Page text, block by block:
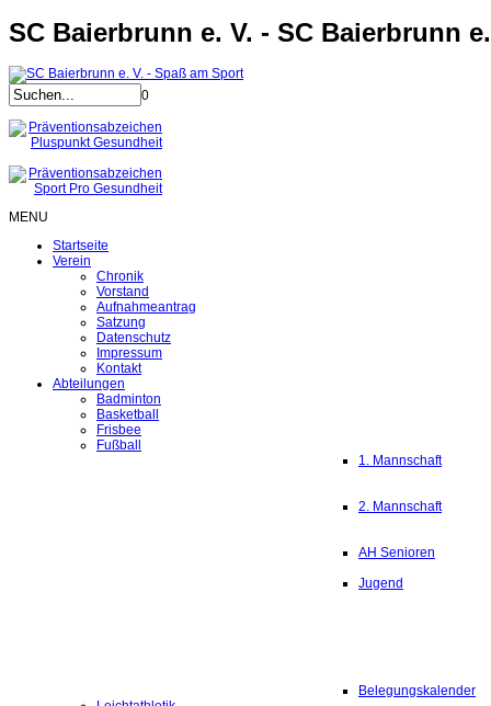
SC Baierbrunn e. V. - SC Baierbrunn
0
MENU
Startseite
Verein
Chronik
Vorstand
Aufnahmeantrag
Satzung
Datenschutz
Impressum
Kontakt
Abteilungen
Badminton
Basketball
Frisbee
Fußball
1. Mannschaft
2. Mannschaft
AH Senioren
Jugend
Belegungskalender